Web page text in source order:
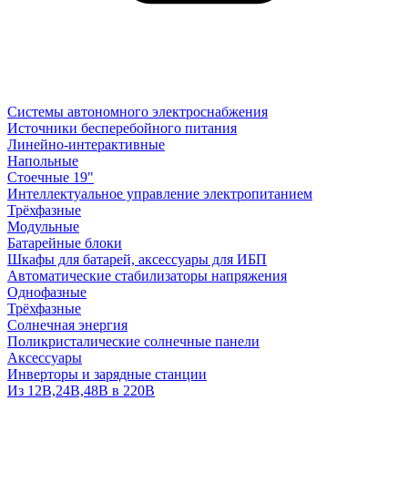
Системы автономного электроснабжения
Источники бесперебойного питания
Линейно-интерактивные
Напольные
Стоечные 19"
Интеллектуальное управление электропитанием
Трёхфазные
Модульные
Батарейные блоки
Шкафы для батарей, аксессуары для ИБП
Автоматические стабилизаторы напряжения
Однофазные
Трёхфазные
Солнечная энергия
Поликристалические солнечные панели
Аксессуары
Инверторы и зарядные станции
Из 12В,24В,48В в 220В